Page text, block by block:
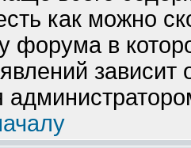
как можно
форума в
зависит